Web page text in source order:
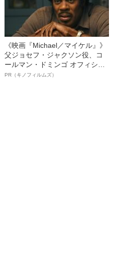
《映画『Michael／マイケル』》
父ジョセフ・ジャクソン役、コ
ールマン・ドミンゴ オフィシャ
ルインタビュー“観客を魅了した
PR（キノフィルムズ）